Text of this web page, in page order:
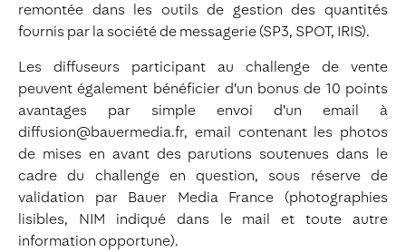
remontée dans les outils de gestion des quantités
fournis par la société de messagerie (SP3, SPOT, IRIS).
Les diffuseurs participant au challenge de vente
peuvent également bénéficier d’un bonus de 10 points
avantages par simple envoi d’un email à
diffusion@bauermedia.fr, email contenant les photos
de mises en avant des parutions soutenues dans le
cadre du challenge en question, sous réserve de
validation par Bauer Media France (photographies
lisibles, NIM indiqué dans le mail et toute autre
information opportune).